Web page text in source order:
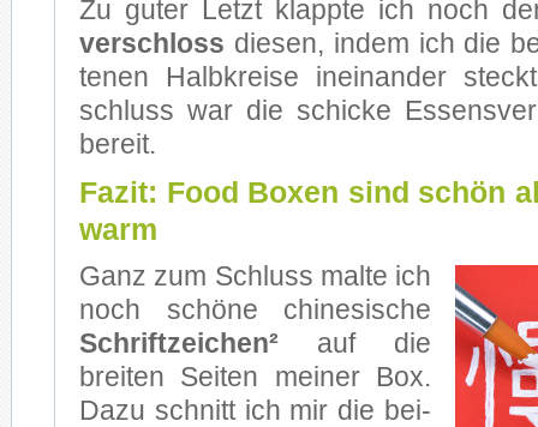
Zu gu­ter Letzt klapp­te ich noch
ver­schloss die­sen, in­dem ich die
te­nen Halb­krei­se in­ein­an­der
schluss war die schi­cke
be­reit.
Fazit: Food Boxen sind schön
warm
Ganz zum Schluss mal­te ich
noch schö­ne chi­ne­si­sche
Schrift­zei­chen² auf die
brei­ten Sei­ten mei­ner Box.
Dazu schnitt ich mir die bei­